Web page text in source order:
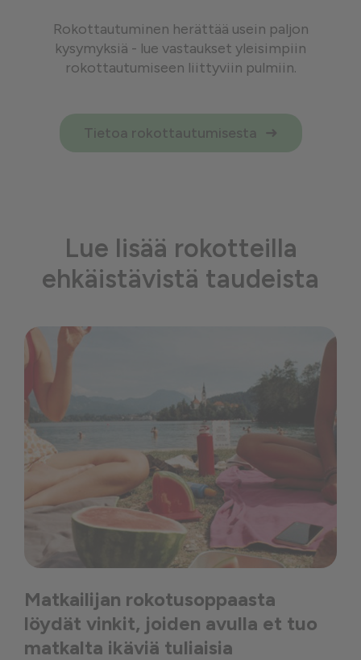
Rokottautuminen herättää usein paljon
kysymyksiä - lue vastaukset yleisimpiin
rokottautumiseen liittyviin pulmiin.
Tietoa rokottautumisesta
Lue lisää rokotteilla
ehkäistävistä taudeista
Matkailijan rokotusoppaasta
löydät vinkit, joiden avulla et tuo
matkalta ikäviä tuliaisia